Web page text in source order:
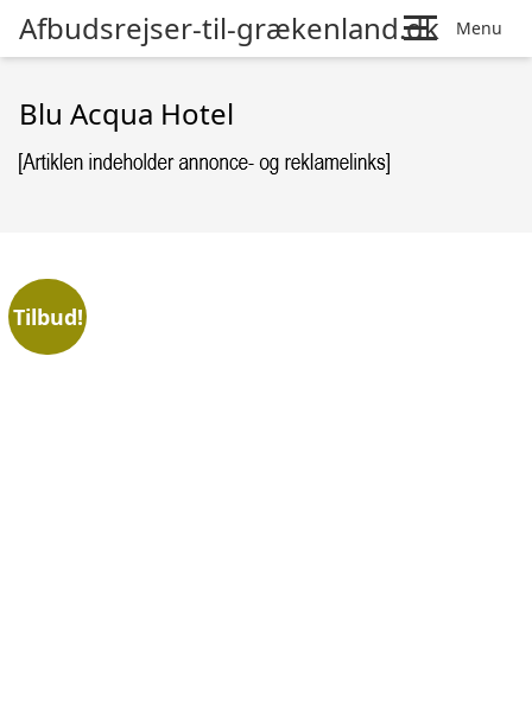
Afbudsrejser-til-grækenland.dk Menu
Blu Acqua Hotel
Tilbud!